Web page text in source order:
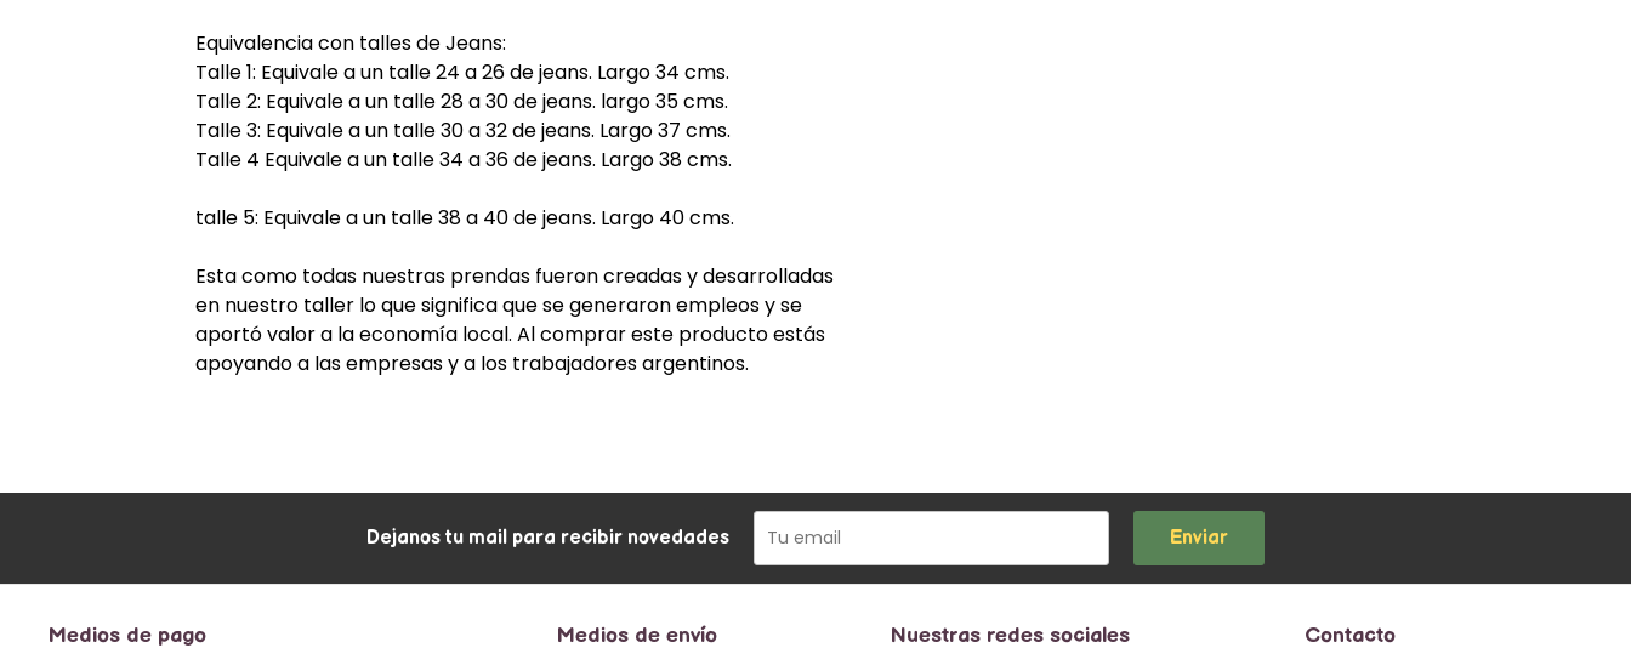
Equivalencia con talles de Jeans:
Talle 1: Equivale a un talle 24 a 26 de jeans. Largo 34 cms.
Talle 2: Equivale a un talle 28 a 30 de jeans. largo 35 cms.
Talle 3: Equivale a un talle 30 a 32 de jeans. Largo 37 cms.
Talle 4 Equivale a un talle 34 a 36 de jeans. Largo 38 cms.
talle 5: Equivale a un talle 38 a 40 de jeans. Largo 40 cms.
Esta como todas nuestras prendas fueron creadas y desarrolladas
en nuestro taller lo que significa que se generaron empleos y se
aportó valor a la economía local. Al comprar este producto estás
apoyando a las empresas y a los trabajadores argentinos.
Dejanos tu mail para recibir novedades Enviar
Medios de pago Medios de envío Nuestras redes sociales Contacto